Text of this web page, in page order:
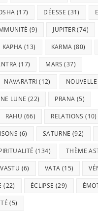
(17) DÉESSE (31)
(9) JUPITER(74)
KAPHA (13) KARMA (80)
(17) MARS (37)
NAVARATRI (12)
LUNE (22) PRANA (5)
RAHU (66) RELATIONS (10)
(6) SATURNE (92)
(134) THÈME
VASTU (6) VATA (15)
(22) ÉCLIPSE (29)
(5)